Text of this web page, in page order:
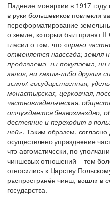
Падение монархии в 1917 году
в руки большевиков повлекли
переформатирование
о земле, который был принят
гласил о том, что «право
отменяется навсегда; земля
продаваема, ни покупаема, ни
залог, ни каким-либо другим
земля: государственная,
монастырская, церковная,
частновладельческая,
отчуждается безвозмездно,
достояние и переходит в
ней». Таким образом,
осуществлено упразднение
что автоматически, по
чиншевых отношений – тем
относились к Царству
распространён чинш, вошли в
государства.